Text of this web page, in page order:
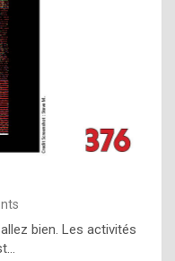
bien. Les activités